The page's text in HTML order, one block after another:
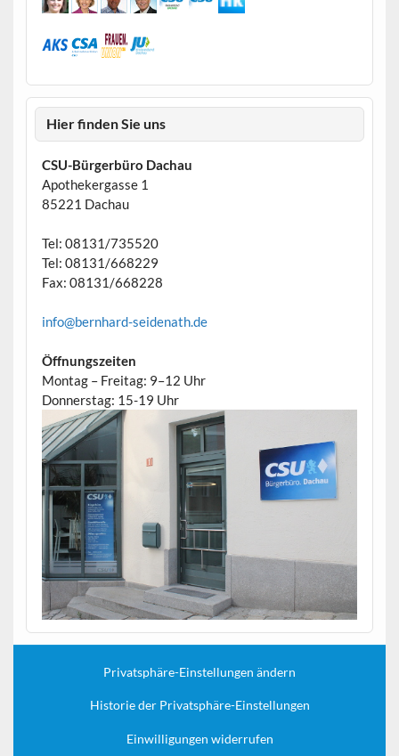
Hier finden Sie uns
CSU-Bürgerbüro Dachau
Apothekergasse 1
85221 Dachau
Tel: 08131/735520
Tel: 08131/668229
Fax: 08131/668228
info@bernhard-seidenath.de
Öffnungszeiten
Montag – Freitag: 9–12 Uhr
Donnerstag: 15-19 Uhr
Privatsphäre-Einstellungen ändern
Historie der Privatsphäre-Einstellungen
Einwilligungen widerrufen